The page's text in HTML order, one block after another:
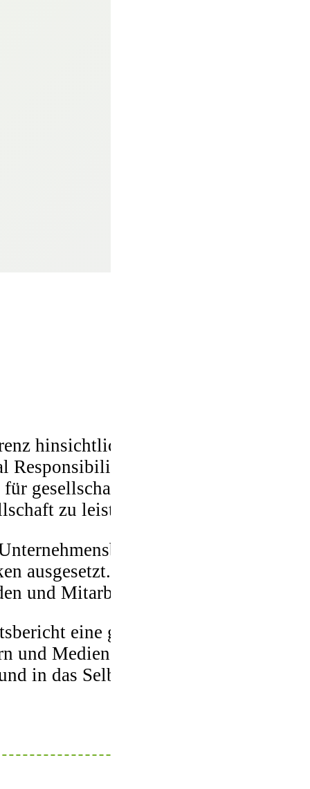
hinsichtlich der Auswirkungen
Responsibility ist nicht nur
gesellschaftliche Belange zu öffnen
zu leisten.
und entlang
ausgesetzt. Zudem bauen
und Mitarbeitern auf.
eine große Chance. Sie
und Medien. Gleichzeitig rücken sie
in das Selbstverständnis der